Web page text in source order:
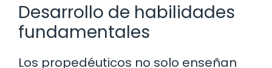
Desarrollo de habilidades
fundamentales
Los propedéuticos no solo enseñan